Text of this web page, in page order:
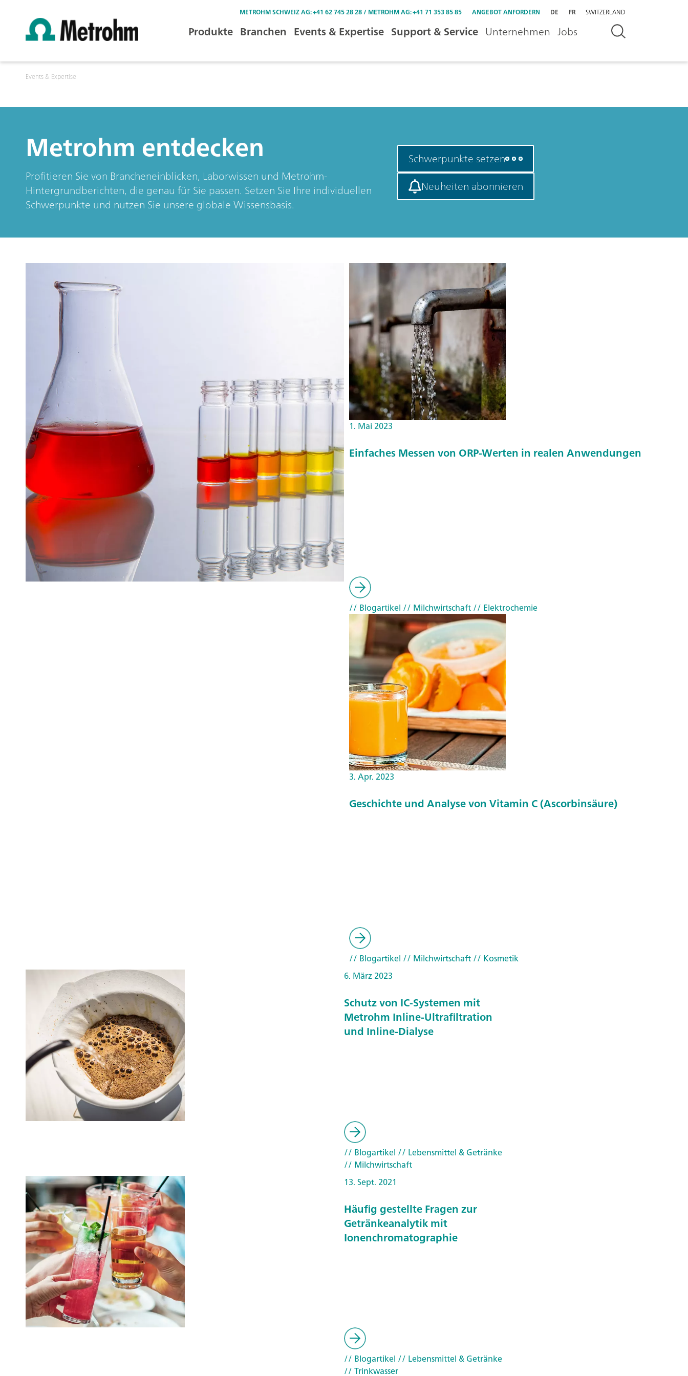
METROHM SCHWEIZ AG: +41 62 745 28 28 / METROHM AG: +41 71 353 85 85 ANGEBOT ANFORDERN DE FR SWITZERLAND
Produkte Branchen Events & Expertise Support & Service Unternehmen Jobs
Events & Expertise
Metrohm entdecken
Profitieren Sie von Brancheneinblicken, Laborwissen und Metrohm-
Hintergrundberichten, die genau für Sie passen. Setzen Sie Ihre individuellen
Schwerpunkte und nutzen Sie unsere globale Wissensbasis.
Schwerpunkte setzen
Neuheiten abonnieren
1. Mai 2023
Einfaches Messen von ORP-Werten in realen Anwendungen
// Blogartikel // Milchwirtschaft// Elektrochemie
3. Apr. 2023
Geschichte und Analyse von Vitamin C (Ascorbinsäure)
// Blogartikel // Milchwirtschaft// Kosmetik
6. März 2023
Schutz von IC-Systemen mit
Metrohm Inline-Ultrafiltration
und Inline-Dialyse
// Blogartikel // Lebensmittel & Getränke
// Milchwirtschaft
13. Sept. 2021
Häufig gestellte Fragen zur
Getränkeanalytik mit
Ionenchromatographie
// Blogartikel // Lebensmittel & Getränke
// Trinkwasser